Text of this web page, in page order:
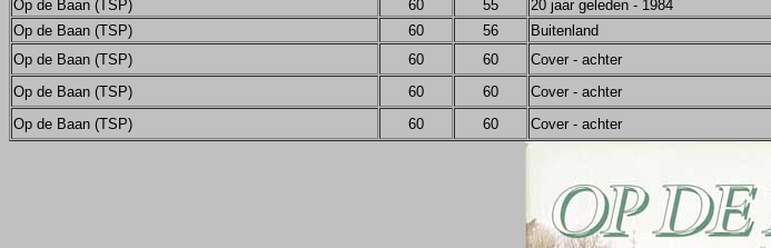
Op de Baan (TSP)
60 55 20 jaar geleden - 1984
Op de Baan (TSP)
60 56 Buitenland
Op de Baan (TSP)
60 60 Cover - achter
Op de Baan (TSP)
60 60 Cover - achter
Op de Baan (TSP)
60 60 Cover - achter